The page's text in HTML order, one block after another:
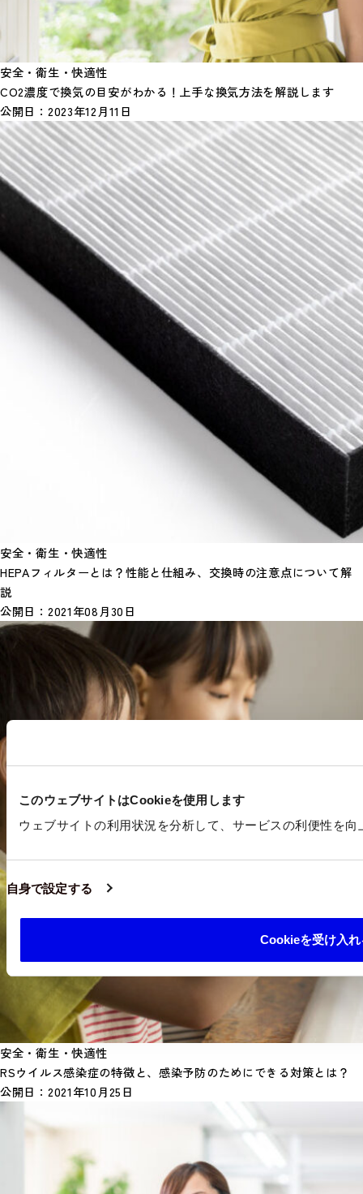
このウェブサイトはCookieを使用します
ウェブサイトの利用状況を分析して、サービスの利便性を
自身で設定する
Cookieを受け入れ
安全・衛生・快適性
CO2濃度で換気の目安がわかる！上手な換気方法を解説します
公開日： 2023年12月11日
安全・衛生・快適性
HEPAフィルターとは？性能と仕組み、交換時の注意点について解
説
公開日： 2021年08月30日
安全・衛生・快適性
RSウイルス感染症の特徴と、感染予防のためにできる対策とは？
公開日： 2021年10月25日